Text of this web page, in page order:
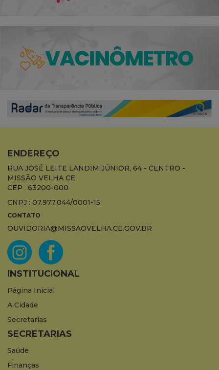
ENDEREÇO
RUA JOSÉ LEITE LANDIM JÚNIOR, 64 - CENTRO -
MISSÃO VELHA CE
CEP : 63200-000
CNPJ : 07.977.044/0001-15
CONTATO
OUVIDORIA@MISSAOVELHA.CE.GOV.BR
INSTITUCIONAL
Página Inicial
A Cidade
Secretarias
SECRETARIAS
Saúde
Finanças